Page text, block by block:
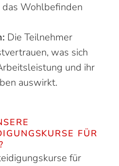
Wohlbefinden
Die Teilnehmer
was sich
und ihr
auswirkt.
FÜR
für